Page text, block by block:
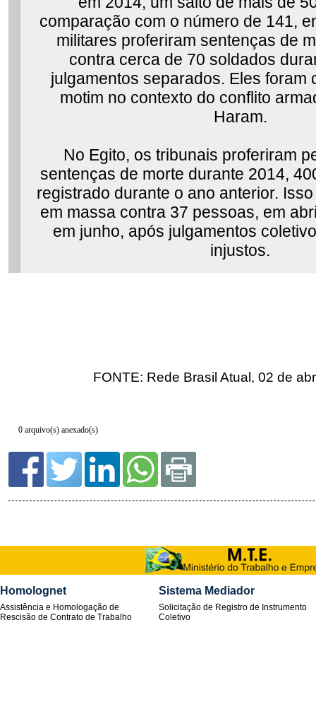
0 arquivo(s) anexado(s)
Homolognet
Assistência e Homologação de
Rescisão de Contrato de Trabalho
Sistema Mediador
Solicitação de Registro de Instrumento
Coletivo